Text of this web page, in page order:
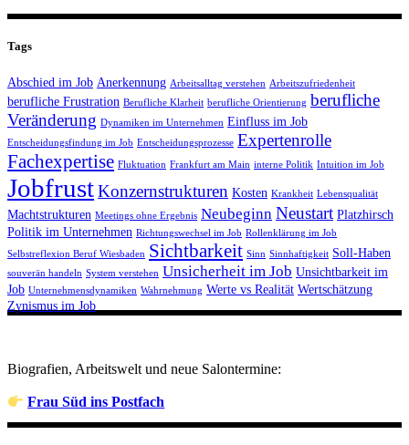
Tags
Abschied im Job Anerkennung Arbeitsalltag verstehen Arbeitszufriedenheit
berufliche Frustration Berufliche Klarheit berufliche Orientierung berufliche
Veränderung Dynamiken im Unternehmen Einfluss im Job
Entscheidungsfindung im Job Entscheidungsprozesse Expertenrolle
Fachexpertise Fluktuation Frankfurt am Main interne Politik Intuition im Job
JobfrustKonzernstrukturen Kosten Krankheit Lebensqualität
Machtstrukturen Meetings ohne Ergebnis Neubeginn Neustart Platzhirsch
Politik im Unternehmen Richtungswechsel im Job Rollenklärung im Job
Selbstreflexion Beruf Wiesbaden Sichtbarkeit Sinn Sinnhaftigkeit Soll-Haben
souverän handeln System verstehen Unsicherheit im Job Unsichtbarkeit im
Job Unternehmensdynamiken Wahrnehmung Werte vs Realität Wertschätzung
Zynismus im Job
Biografien, Arbeitswelt und neue Salontermine:
Frau Süd ins Postfach